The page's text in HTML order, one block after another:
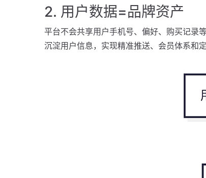
2. 用户数据=品牌资产
平台不会共享用户手机号、偏好、购买记录
沉淀用户信息，实现精准推送、会员体系和定